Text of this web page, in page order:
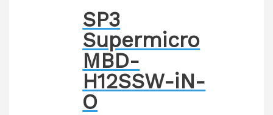
SP3
Supermicro
MBD-
H12SSW-iN-
O